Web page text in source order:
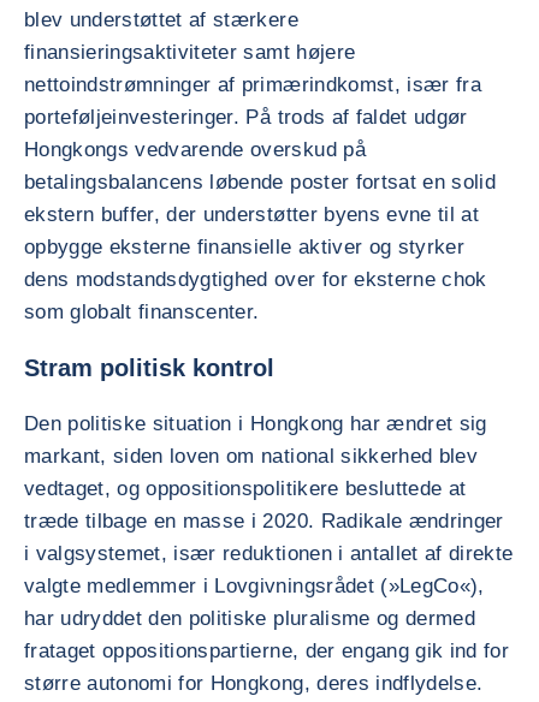
blev understøttet af stærkere
finansieringsaktiviteter samt højere
nettoindstrømninger af primærindkomst, især fra
porteføljeinvesteringer. På trods af faldet udgør
Hongkongs vedvarende overskud på
betalingsbalancens løbende poster fortsat en solid
ekstern buffer, der understøtter byens evne til at
opbygge eksterne finansielle aktiver og styrker
dens modstandsdygtighed over for eksterne chok
som globalt finanscenter.
Stram politisk kontrol
Den politiske situation i Hongkong har ændret sig
markant, siden loven om national sikkerhed blev
vedtaget, og oppositionspolitikere besluttede at
træde tilbage en masse i 2020. Radikale ændringer
i valgsystemet, især reduktionen i antallet af direkte
valgte medlemmer i Lovgivningsrådet (»LegCo«),
har udryddet den politiske pluralisme og dermed
frataget oppositionspartierne, der engang gik ind for
større autonomi for Hongkong, deres indflydelse.